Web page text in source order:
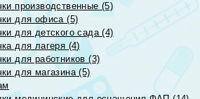
производственные (5)
для офиса (5)
для детского сада (4)
для лагеря (4)
для работников (3)
для магазина (5)